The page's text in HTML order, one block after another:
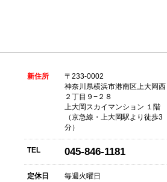
新住所
〒233-0002
神奈川県横浜市港南区上大岡西
２丁目９−２８
上大岡スカイマンション １階
（京急線・上大岡駅より徒歩3
分）
TEL 045-846-1181
定休日 毎週火曜日